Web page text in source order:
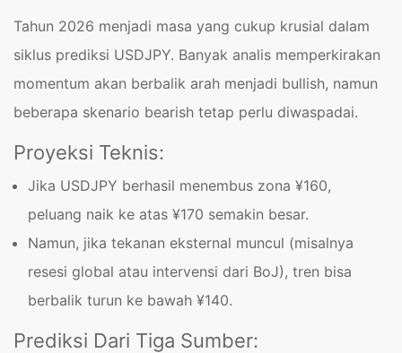
Tahun 2026 menjadi masa yang cukup krusial dalam
siklus prediksi USDJPY. Banyak analis memperkirakan
momentum akan berbalik arah menjadi bullish, namun
beberapa skenario bearish tetap perlu diwaspadai.
Proyeksi Teknis:
Jika USDJPY berhasil menembus zona ¥160,
peluang naik ke atas ¥170 semakin besar.
Namun, jika tekanan eksternal muncul (misalnya
resesi global atau intervensi dari BoJ), tren bisa
berbalik turun ke bawah ¥140.
Prediksi Dari Tiga Sumber: